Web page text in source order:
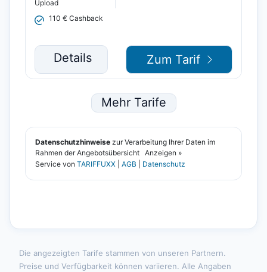
Die angezeigten Tarife stammen von unseren Partnern.
Preise und Verfügbarkeit können variieren. Alle Angaben